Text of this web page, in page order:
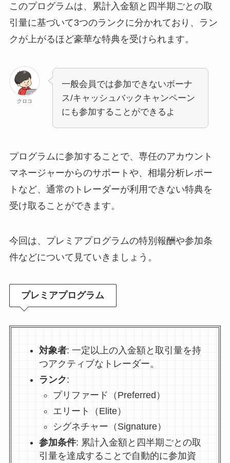
このプログラムは、累計入金額と四半期ごとの取
引量に基づいて3つのランクに分かれており、ラン
クが上がるほど豪華な特典を受けられます。
クロコ
一般会員では参加できないボーナ
ス/キャッシュバックキャンペーン
にも参加することができるよ
プログラムに参加することで、専任のアカウント
マネージャーからのサポートや、相場分析レポー
トなど、通常のトレーダーが利用できない特典を
受け取ることができます。
今回は、プレミアプログラムの特別報酬や参加条
件などについて見ていきましょう。
プレミアプログラム
対象者: 一定以上の入金額と取引量を持
つアクティブなトレーダー。
ランク:
プリファード（Preferred）
エリート（Elite）
シグネチャー（Signature）
参加条件: 累計入金額と四半期ごとの取
引量を達成することで自動的に参加資